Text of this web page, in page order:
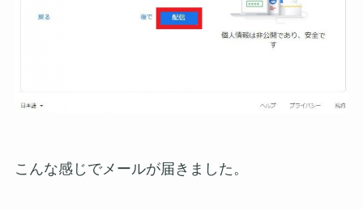
こんな感じでメールが届きました。